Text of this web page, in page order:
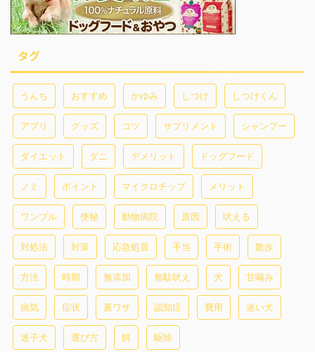
タグ
うんち おすすめ かゆみ しつけ しつけくん
アプリ グッズ コツ サプリメント シャンプー
ダイエット ダニ デメリット ドッグフード
ノミ ポイント マイクロチップ メリット
ワンブル 便秘 動物病院 原因 吠える
対処法 対策 応急処置 手当 手術 散歩
方法 時期 無添加 無駄吠え 犬 甘噛み
病気 症状 裏ワザ 認知症 費用 迷い犬
迷子犬 選び方 餌 駆除